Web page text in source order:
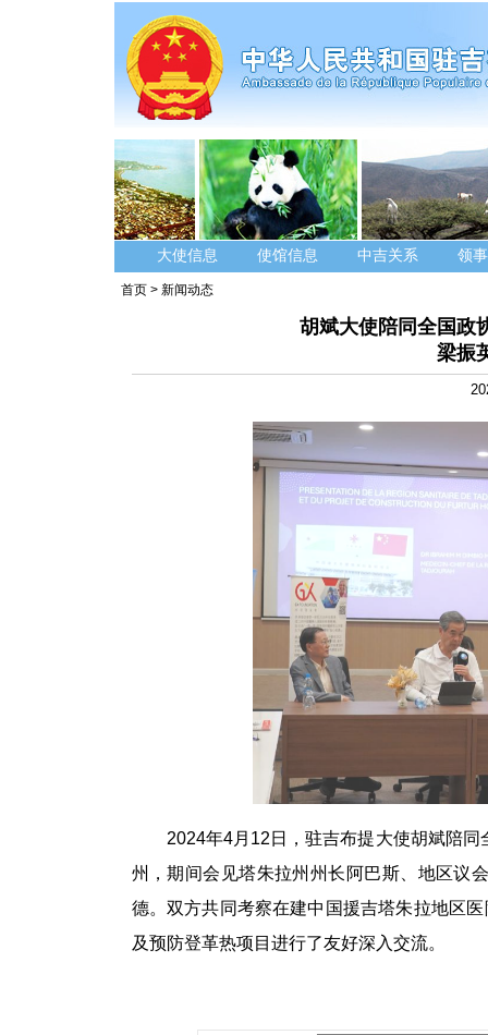
大使信息 使馆信息 中吉关系 领
首页 > 新闻动态
胡斌大使陪同全国政
梁振
2024年4月12日，驻吉布提大使胡斌陪
州，期间会见塔朱拉州州长阿巴斯、地区议
德。双方共同考察在建中国援吉塔朱拉地区
及预防登革热项目进行了友好深入交流。